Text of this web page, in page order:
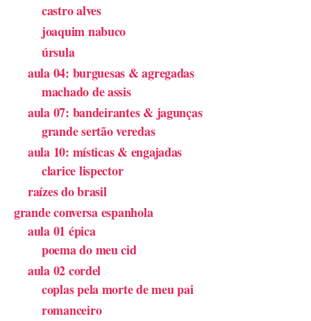
castro alves
joaquim nabuco
úrsula
aula 04: burguesas & agregadas
machado de assis
aula 07: bandeirantes & jagunças
grande sertão veredas
aula 10: místicas & engajadas
clarice lispector
raízes do brasil
grande conversa espanhola
aula 01 épica
poema do meu cid
aula 02 cordel
coplas pela morte de meu pai
romanceiro